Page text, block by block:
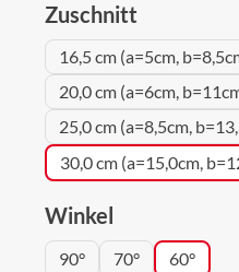
Zuschnitt
16,5 cm (a=5cm,
20,0 cm (a=6cm,
25,0 cm (a=8,5cm,
30,0 cm (a=15,0cm,
Winkel
90° 70° 60°